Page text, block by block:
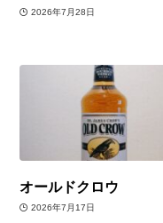
2026年7月28日
オールドクロウ
2026年7月17日